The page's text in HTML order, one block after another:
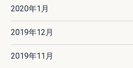
2020年1月
2019年12月
2019年11月